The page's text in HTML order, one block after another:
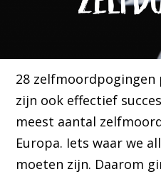
28 zelfmoordpogingen
zijn ook effectief
meest aantal
Europa. Iets waar we
moeten zijn. Daarom